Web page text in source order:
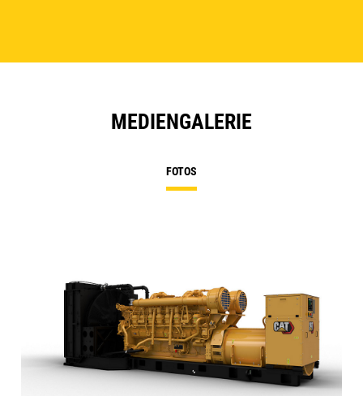
MEDIENGALERIE
FOTOS